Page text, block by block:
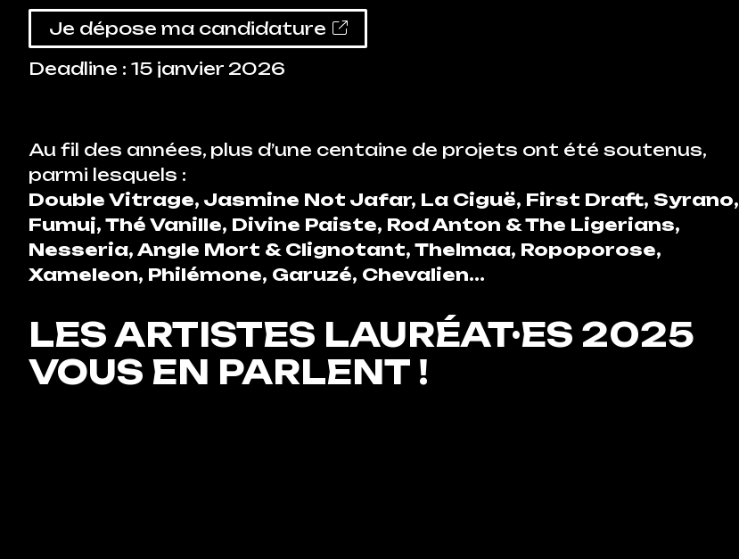
Je dépose ma candidature
Deadline : 15 janvier 2026
Au fil des années, plus d’une centaine de projets ont été soutenus,
parmi lesquels :
Double Vitrage, Jasmine Not Jafar, La Ciguë, First Draft, Syrano,
Fumuj, Thé Vanille, Divine Paiste, Rod Anton & The Ligerians,
Nesseria, Angle Mort & Clignotant, Thelmaa, Ropoporose,
Xameleon, Philémone, Garuzé, Chevalien…
LES ARTISTES LAURÉAT·ES 2025
VOUS EN PARLENT !